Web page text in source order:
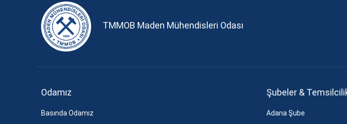
TMMOB Maden Mühendisleri Odası
Odamız
Basında Odamız
Şubeler &
Adana Şube